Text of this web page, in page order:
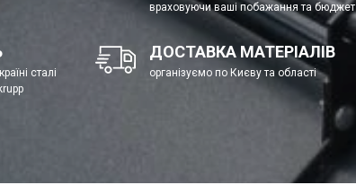
враховуючи ваші побажання та бюджет
ДОСТАВКА МАТЕРІАЛІВ
організуємо по Києву та області
сталі